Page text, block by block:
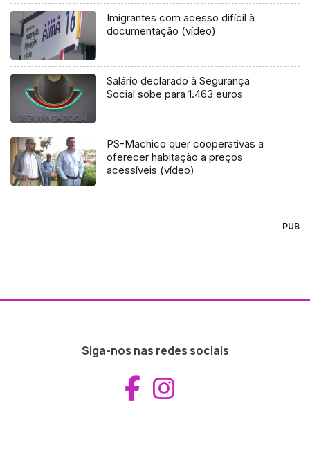
Imigrantes com acesso difícil à
documentação (vídeo)
Salário declarado à Segurança
Social sobe para 1.463 euros
PS-Machico quer cooperativas a
oferecer habitação a preços
acessíveis (vídeo)
PUB
Siga-nos nas redes sociais
Aceder ao